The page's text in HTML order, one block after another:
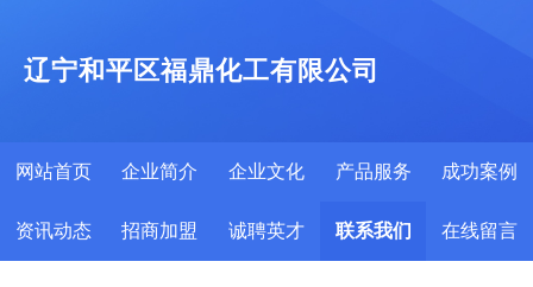
辽宁和平区福鼎化工有限公司
网站首页 企业简介 企业文化 产品服务 成功案例
资讯动态 招商加盟 诚聘英才 联系我们 在线留言